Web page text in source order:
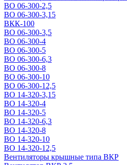
ВО 06-300-2,5
ВО 06-300-3,15
ВКК-100
ВО 06-300-3,5
ВО 06-300-4
ВО 06-300-5
ВО 06-300-6,3
ВО 06-300-8
ВО 06-300-10
ВО 06-300-12,5
ВО 14-320-3,15
ВО 14-320-4
ВО 14-320-5
ВО 14-320-6,3
ВО 14-320-8
ВО 14-320-10
ВО 14-320-12,5
Вентиляторы крышные типа ВКР